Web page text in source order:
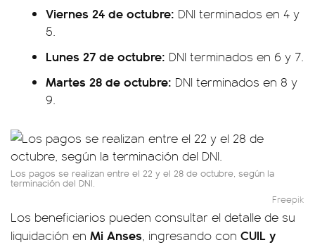
Viernes 24 de octubre: DNI terminados en 4 y
5.
Lunes 27 de octubre: DNI terminados en 6 y 7.
Martes 28 de octubre: DNI terminados en 8 y
9.
Los pagos se realizan entre el 22 y el 28 de octubre, según la
terminación del DNI.
Freepik
Los beneficiarios pueden consultar el detalle de su
liquidación en Mi Anses, ingresando con CUIL y